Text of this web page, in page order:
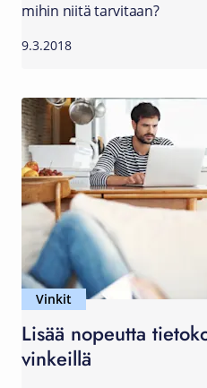
mihin niitä tarvitaan?
9.3.2018
Vinkit
Lisää nopeutta
vinkeillä